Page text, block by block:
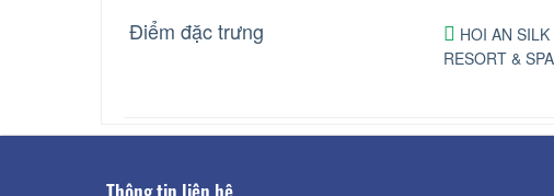
Điểm đặc trưng
HOI AN
RESORT & SPA